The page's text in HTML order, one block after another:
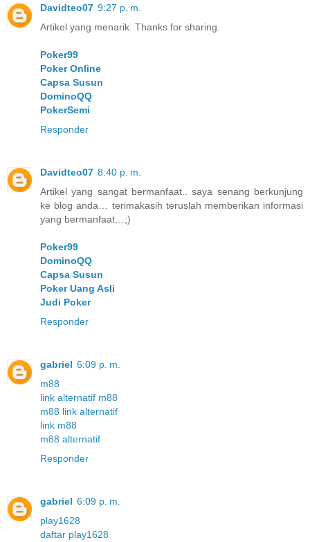
Davidteo07 9:27 p. m.
Artikel yang menarik. Thanks for sharing.
Poker99
Poker Online
Capsa Susun
DominoQQ
PokerSemi
Responder
Davidteo07 8:40 p. m.
Artikel yang sangat bermanfaat.. saya senang berkunjung
ke blog anda… terimakasih teruslah memberikan informasi
yang bermanfaat…;)
Poker99
DominoQQ
Capsa Susun
Poker Uang Asli
Judi Poker
Responder
gabriel 6:09 p. m.
m88
link alternatif m88
m88 link alternatif
link m88
m88 alternatif
Responder
gabriel 6:09 p. m.
play1628
daftar play1628